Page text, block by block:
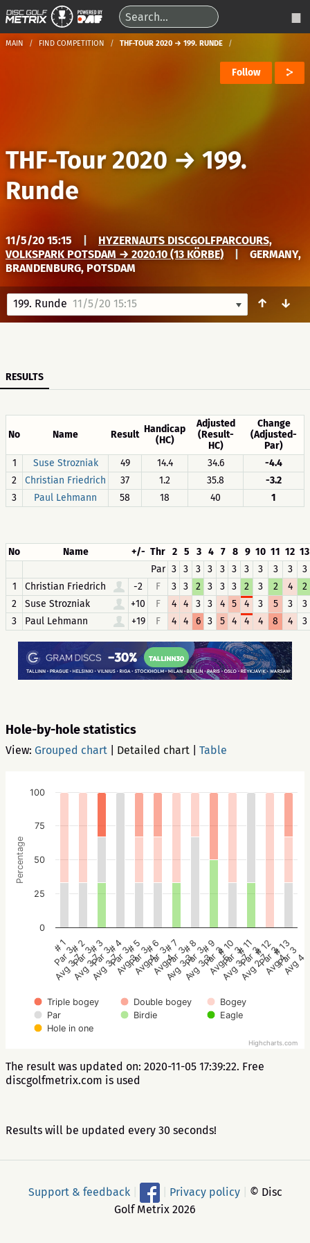
MAIN FIND COMPETITION THF-TOUR 2020 → 199. RUNDE
Follow
THF-Tour 2020 →199.
Runde
11/5/20 15:15
HYZERNAUTS DISCGOLFPARCOURS,
VOLKSPARK POTSDAM → 2020.10 (13 KÖRBE)
GERMANY,
BRANDENBURG, POTSDAM
199. Runde 11/5/20 15:15 ↑ ↓
RESULTS
No Name Result Handicap
(HC)
Adjusted
(Result-
HC)
Change
(Adjusted-
Par)
1
Suse Strozniak 49 14.4 34.6
-4.4
2
Christian Friedrich 37 1.2 35.8
-3.2
3
Paul Lehmann 58 18 40 1
No Name +/- Thr 2 5 3 4 7 8 9 10 11 12 13
Par 3 3 3 3 3 3 3 3 3 3
3
1
Christian Friedrich -2 F 3 3 2 3 3 3 2 3 2 4
2
2
Suse Strozniak +10 F 4 4 3 3 4 5 4 3 5 3
3
3
Paul Lehmann +19 F 4 4 6 3 5 4 4 4 8 4 3
Hole-by-hole statistics
View: Grouped chart Detailed chart Table
Percentage
Triple bogey Double bogey
Bogey
Par
Birdie
Eagle
Hole in one
# 1
Par 3
Avg 3.7
# 2
Par 3
Avg 3.7
# 3
Par 3
Avg 3.7
# 4
Par 3
Avg 3
# 5
Par 3
Avg 4
# 6
Par 3
Avg 4
# 7
Par 3
Avg 3.3
# 8
Par 3
Avg 3.3
# 9
Par 3
Avg 5
# 10
Par 3
Avg 3.7
# 11
Par 3
Avg 2.7
# 12
Par 3
Avg 4
# 13
Par 3
Avg 4
0
25
50
75
100
Highcharts.com
The result was updated on: 2020-11-05 17:39:22. Free
discgolfmetrix.com is used
Results will be updated every 30 seconds!
Support & feedback Privacy policy
© Disc
Golf Metrix 2026